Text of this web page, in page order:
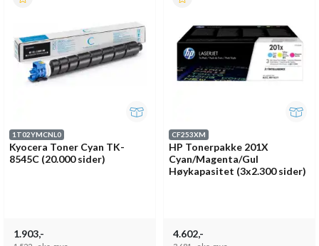
1T02YMCNL0
Kyocera Toner Cyan TK-
8545C (20.000 sider)
1.903,-
CF253XM
HP Tonerpakke 201X
Cyan/Magenta/Gul
Høykapasitet (3x2.300 sider)
4.602,-